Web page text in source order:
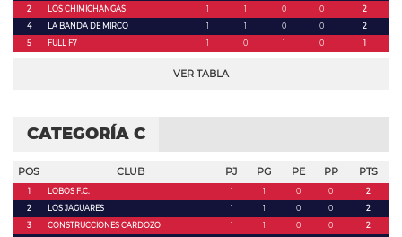
2
LOS CHIMICHANGAS 1 1 0 0
2
4
LA BANDA DE MIRCO 1 1 0 0
2
5
FULL F7 1 0 1 0 1
VER TABLA
CATEGORÍA C
POS CLUB PJ PG PE PP PTS
1 LOBOS F.C. 1 1 0 0
2
2
LOS JAGUARES 1 1 0 0
2
3
CONSTRUCCIONES CARDOZO 1 1 0 0
2